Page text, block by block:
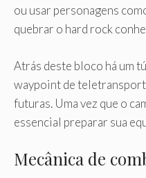
ou usar personagens
quebrar o hard rock
Atrás deste bloco há um
waypoint de
futuras. Uma vez que o
essencial preparar sua
Mecânica de